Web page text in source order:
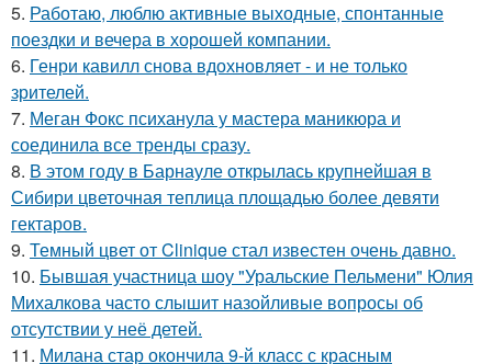
5. Работаю, люблю активные выходные, спонтанные
поездки и вечера в хорошей компании.
6. Генри кавилл снова вдохновляет - и не только
зрителей.
7. Меган Фокс психанула у мастера маникюра и
соединила все тренды сразу.
8. В этом году в Барнауле открылась крупнейшая в
Сибири цветочная теплица площадью более девяти
гектаров.
9. Темный цвет от Clinique стал известен очень давно.
10. Бывшая участница шоу "Уральские Пельмени" Юлия
Михалкова часто слышит назойливые вопросы об
отсутствии у неё детей.
11. Милана стар окончила 9-й класс с красным